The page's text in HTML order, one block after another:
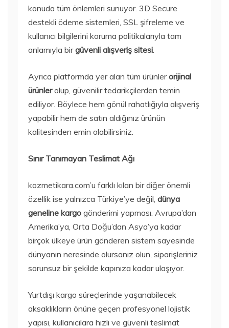
konuda tüm önlemleri sunuyor. 3D Secure
destekli ödeme sistemleri, SSL şifreleme ve
kullanıcı bilgilerini koruma politikalarıyla tam
anlamıyla birgüvenli alışveriş sitesi
Ayrıca platformda yer alan tüm ürünlerorijinal
ürünlerolup, güvenilir tedarikçilerden temin
ediliyor. Böylece hem gönül rahatlığıyla alışveriş
yapabilir hem de satın aldığınız ürünün
kalitesinden emin olabilirsiniz.
Sınır Tanımayan Teslimat Ağı
kozmetikara.com’u farklı kılan bir diğer önemli
özellik ise yalnızca Türkiye’ye değil, dünya
geneline kargo gönderimi yapması. Avrupa’dan
Amerika’ya, Orta Doğu’dan Asya’ya kadar
birçok ülkeye ürün gönderen sistem sayesinde
dünyanın neresinde olursanız olun, siparişleriniz
sorunsuz bir şekilde kapınıza kadar ulaşıyor.
Yurtdışı kargo süreçlerinde yaşanabilecek
aksaklıkların önüne geçen profesyonel lojistik
yapısı, kullanıcılara hızlı ve güvenli teslimat